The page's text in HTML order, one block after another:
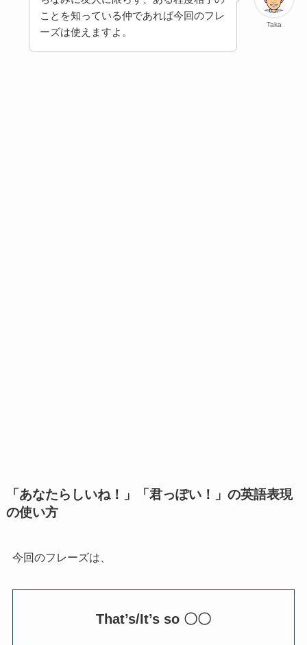
Taka
ことを知っている仲であれば今回のフレ
ーズは使えますよ。
「あなたらしいね！」「君っぽい！」の英語表現
の使い方
今回のフレーズは、
That’s/It’s so 〇〇